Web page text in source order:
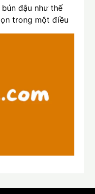
đậu như thế
trong một điều